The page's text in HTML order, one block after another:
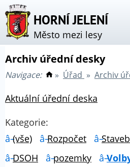
HORNÍ JELENÍ
Město mezi lesy
Archiv úřední desky
Navigace: » Úřad » Archiv
Aktuální úřední deska
Kategorie:
(vše)
Rozpočet
DSOH
pozemky